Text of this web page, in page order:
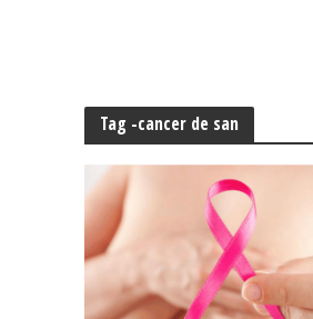
Tag -cancer de san